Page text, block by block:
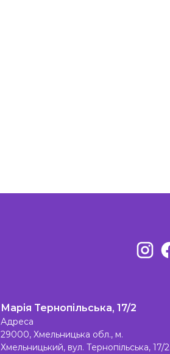
Марія Тернопільська, 17/2
Адреса
29000, Хмельницька обл., м.
Хмельницький, вул. Тернопільська, 17/2